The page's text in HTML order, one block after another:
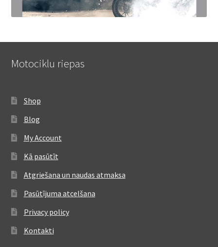
Motociklu riepas
Shop
Blog
My Account
Kā pasūtīt
Atgriešana un naudas atmaksa
Pasūtījuma atcelšana
Privacy policy
Kontakti